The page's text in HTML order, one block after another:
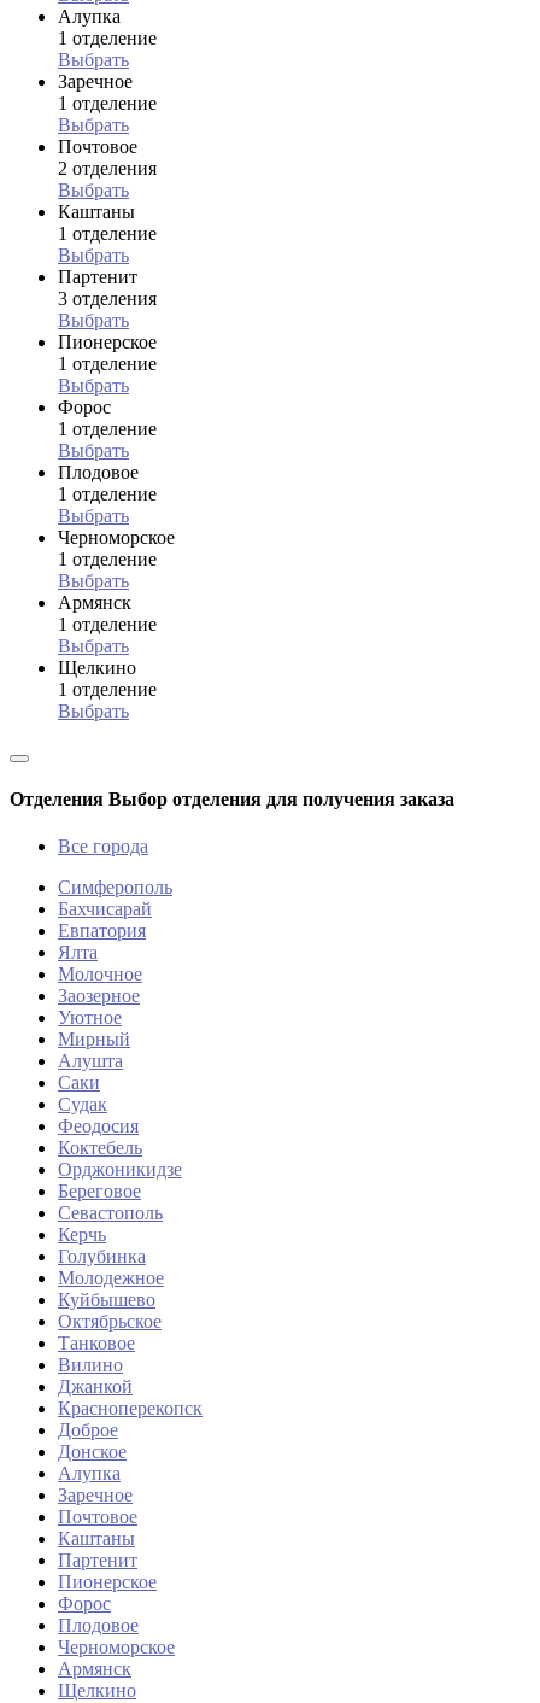
Алупка
1 отделение
Выбрать
Заречное
1 отделение
Выбрать
Почтовое
2 отделения
Выбрать
Каштаны
1 отделение
Выбрать
Партенит
3 отделения
Выбрать
Пионерское
1 отделение
Выбрать
Форос
1 отделение
Выбрать
Плодовое
1 отделение
Выбрать
Черноморское
1 отделение
Выбрать
Армянск
1 отделение
Выбрать
Щелкино
1 отделение
Выбрать
Отделения Выбор отделения для получения заказа
Все города
Симферополь
Бахчисарай
Евпатория
Ялта
Молочное
Заозерное
Уютное
Мирный
Алушта
Саки
Судак
Феодосия
Коктебель
Орджоникидзе
Береговое
Севастополь
Керчь
Голубинка
Молодежное
Куйбышево
Октябрьское
Танковое
Вилино
Джанкой
Красноперекопск
Доброе
Донское
Алупка
Заречное
Почтовое
Каштаны
Партенит
Пионерское
Форос
Плодовое
Черноморское
Армянск
Щелкино